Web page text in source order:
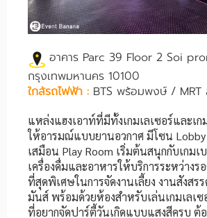
อาคาร Parc 39 Floor 2 Soi
กรุงเทพมหานคร 10100
ใกล้รถไฟฟ้า : BTS พร้อมพงษ์ / MRT
แหล่งแฮงเอาท์ที่มีทั้งเกมเลเซอร์และเ
ให้อารมณ์แบบยานอวกาศ มีโซน Lobby
เสมือน Play Room เริ่มต้นสนุกกับเกมเ
เครื่องดื่มและอาหารให้บริการระหว่างร
ที่สุดพิเศษในการจัดงานเลี้ยง งานสังสร
มันส์ พร้อมด้วยห้องสำหรับเล่นเกมเลเ
ที่อยากจัดปาร์ตี้วันเกิดแบบแสงสีครบ ต้